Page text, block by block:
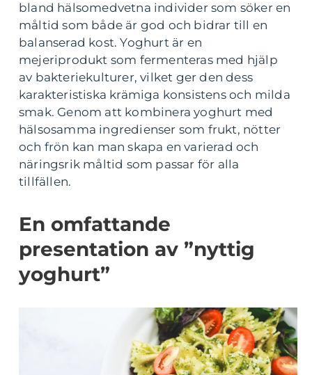
bland hälsomedvetna individer som söker en
måltid som både är god och bidrar till en
balanserad kost. Yoghurt är en
mejeriprodukt som fermenteras med hjälp
av bakteriekulturer, vilket ger den dess
karakteristiska krämiga konsistens och milda
smak. Genom att kombinera yoghurt med
hälsosamma ingredienser som frukt, nötter
och frön kan man skapa en varierad och
näringsrik måltid som passar för alla
tillfällen.
En omfattande
presentation av ”nyttig
yoghurt”